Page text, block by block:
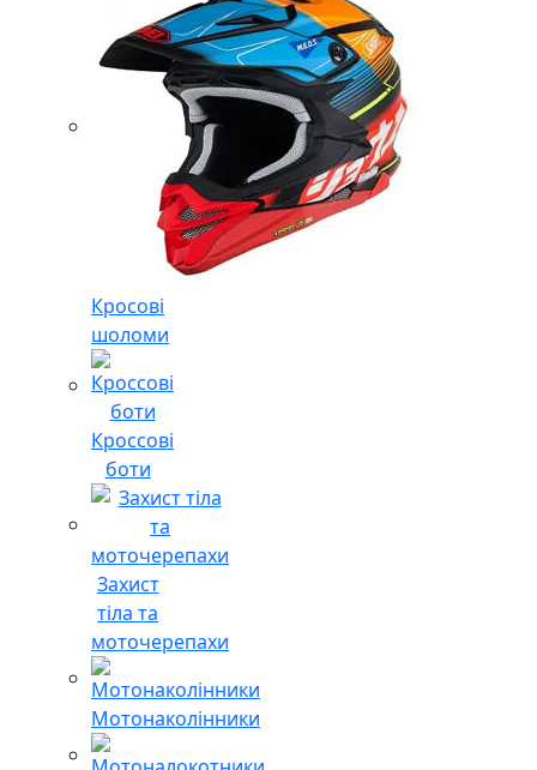
Кросові
шоломи
Кроссові
боти
Захист
тіла та
моточерепахи
Мотонаколінники